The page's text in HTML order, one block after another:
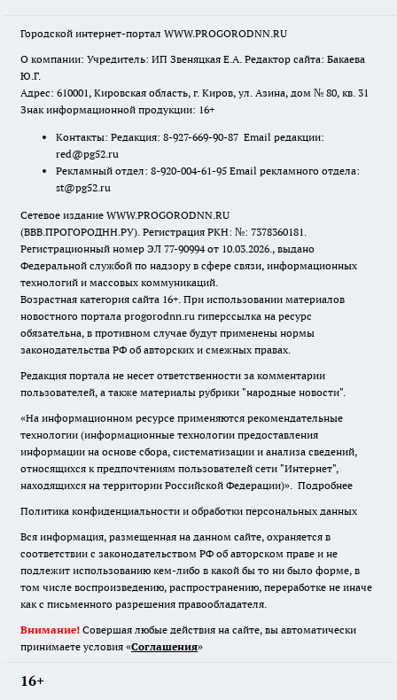
Городской интернет-портал WWW.PROGORODNN.RU
О компании: Учредитель: ИП Звеняцкая Е.А. Редактор сайта: Бакаева
Ю.Г.
Адрес: 610001, Кировская область, г. Киров, ул. Азина, дом № 80, кв. 31
Знак информационной продукции: 16+
Контакты: Редакция: 8-927-669-90-87 Email редакции:
red@pg52.ru
Рекламный отдел: 8-920-004-61-95 Email рекламного отдела:
st@pg52.ru
Сетевое издание WWW.PROGORODNN.RU
(ВВВ.ПРОГОРОДНН.РУ). Регистрация РКН: №: 7378360181.
Регистрационный номер ЭЛ 77-90994 от 10.03.2026., выдано
Федеральной службой по надзору в сфере связи, информационных
технологий и массовых коммуникаций.
Возрастная категория сайта 16+. При использовании материалов
новостного портала progorodnn.ru гиперссылка на ресурс
обязательна, в противном случае будут применены нормы
законодательства РФ об авторских и смежных правах.
Редакция портала не несет ответственности за комментарии
пользователей, а также материалы рубрики "народные новости".
«На информационном ресурсе применяются рекомендательные
технологии (информационные технологии предоставления
информации на основе сбора, систематизации и анализа сведений,
относящихся к предпочтениям пользователей сети "Интернет",
находящихся на территории Российской Федерации)». Подробнее
Политика конфиденциальности и обработки персональных данных
Вся информация, размещенная на данном сайте, охраняется в
соответствии с законодательством РФ об авторском праве и не
подлежит использованию кем-либо в какой бы то ни было форме, в
том числе воспроизведению, распространению, переработке не иначе
как с письменного разрешения правообладателя.
Внимание! Совершая любые действия на сайте, вы автоматически
принимаете условия «Cоглашения»
16+